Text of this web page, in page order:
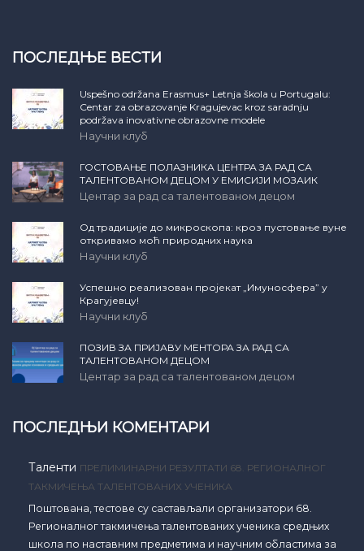
ПОСЛЕДЊЕ ВЕСТИ
Uspešno održana Erasmus+ Letnja škola u Portugalu:
Centar za obrazovanje Kragujevac kroz saradnju
podržava inovativne obrazovne modele
Научни клуб
ГОСТОВАЊЕ ПОЛАЗНИКА ЦЕНТРА ЗА РАД СА
ТАЛЕНТОВАНОМ ДЕЦОМ У ЕМИСИЈИ МОЗАИК
Центар за рад са талентованом децом
Од традиције до микроскопа: кроз пустовање вуне
откривамо моћ природних наука
Научни клуб
Успешно реализован пројекат „Имуносфера” у
Крагујевцу!
Научни клуб
ПОЗИВ ЗА ПРИЈАВУ МЕНТОРА ЗА РАД СА
ТАЛЕНТОВАНОМ ДЕЦОМ
Центар за рад са талентованом децом
ПОСЛЕДЊИ КОМЕНТАРИ
Таленти ПРЕЛИМИНАРНИ РЕЗУЛТАТИ 68. РЕГИОНАЛНОГ
ТАКМИЧЕЊА ТАЛЕНТОВАНИХ УЧЕНИКА
Поштована, тестове су састављали организатори 68.
Регионалног такмичења талентованих ученика средњих
школа по наставним предметима и научним областима за